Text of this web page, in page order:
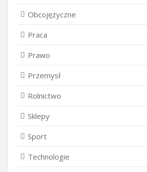
Obcojęzyczne
Praca
Prawo
Przemysł
Rolnictwo
Sklepy
Sport
Technologie